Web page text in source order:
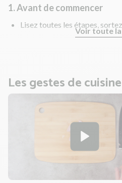
1. Avant de commencer
Lisez toutes les étapes,
nécessaires et rincez les
Voir toute
Les gestes de cuisine